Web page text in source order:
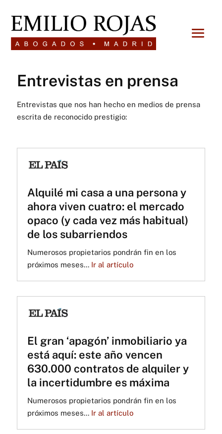
Entrevistas en prensa
Entrevistas que nos han hecho en medios de prensa
escrita de reconocido prestigio:
Alquilé mi casa a una persona y
ahora viven cuatro: el mercado
opaco (y cada vez más habitual)
de los subarriendos
Numerosos propietarios pondrán fin en los
próximos meses... Ir al artículo
El gran ‘apagón’ inmobiliario ya
está aquí: este año vencen
630.000 contratos de alquiler y
la incertidumbre es máxima
Numerosos propietarios pondrán fin en los
próximos meses... Ir al artículo